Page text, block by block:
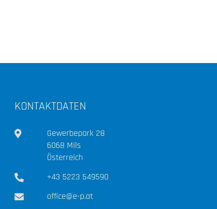
KONTAKTDATEN
Gewerbepark 28
6068 Mils
Österreich
+43 5223 549590
office@e-p.at